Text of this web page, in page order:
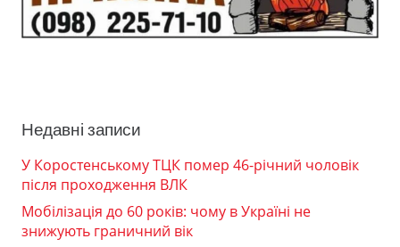
Недавні записи
У Коростенському ТЦК помер 46-річний чоловік
після проходження ВЛК
Мобілізація до 60 років: чому в Україні не
знижують граничний вік